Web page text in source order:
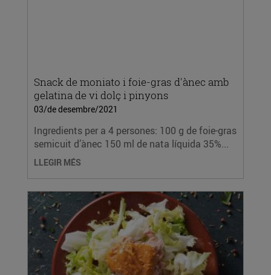
Snack de moniato i foie-gras d'ànec amb
gelatina de vi dolç i pinyons
03/de desembre/2021
Ingredients per a 4 persones: 100 g de foie-gras
semicuit d’ànec 150 ml de nata líquida 35%...
LLEGIR MÉS